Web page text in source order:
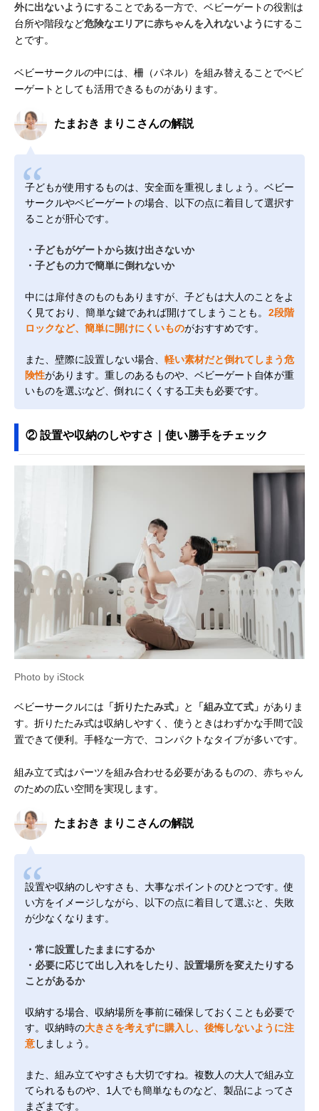
外に出ないようにすることである一方で、ベビーゲートの役割は
台所や階段など危険なエリアに赤ちゃんを入れないようにするこ
とです。
ベビーサークルの中には、柵（パネル）を組み替えることでベビ
ーゲートとしても活用できるものがあります。
たまおき まりこさんの解説
子どもが使用するものは、安全面を重視しましょう。ベビー
サークルやベビーゲートの場合、以下の点に着目して選択す
ることが肝心です。
・子どもがゲートから抜け出さないか
・子どもの力で簡単に倒れないか
中には扉付きのものもありますが、子どもは大人のことをよ
く見ており、簡単な鍵であれば開けてしまうことも。 2段階
ロックなど、簡単に開けにくいものがおすすめです。
また、壁際に設置しない場合、 軽い素材だと倒れてしまう危
険性があります。重しのあるものや、ベビーゲート自体が重
いものを選ぶなど、倒れにくくする工夫も必要です。
② 設置や収納のしやすさ｜使い勝手をチェック
Photo by iStock
ベビーサークルには 「折りたたみ式」 と 「組み立て式」 がありま
す。折りたたみ式は収納しやすく、使うときはわずかな手間で設
置できて便利。手軽な一方で、コンパクトなタイプが多いです。
組み立て式はパーツを組み合わせる必要があるものの、赤ちゃん
のための広い空間を実現します。
たまおき まりこさんの解説
設置や収納のしやすさも、大事なポイントのひとつです。使
い方をイメージしながら、以下の点に着目して選ぶと、失敗
が少なくなります。
・常に設置したままにするか
・必要に応じて出し入れをしたり、設置場所を変えたりする
ことがあるか
収納する場合、収納場所を事前に確保しておくことも必要で
す。収納時の大きさを考えずに購入し、後悔しないように注
意しましょう。
また、組み立てやすさも大切ですね。複数人の大人で組み立
てられるものや、1人でも簡単なものなど、製品によってさ
まざまです。